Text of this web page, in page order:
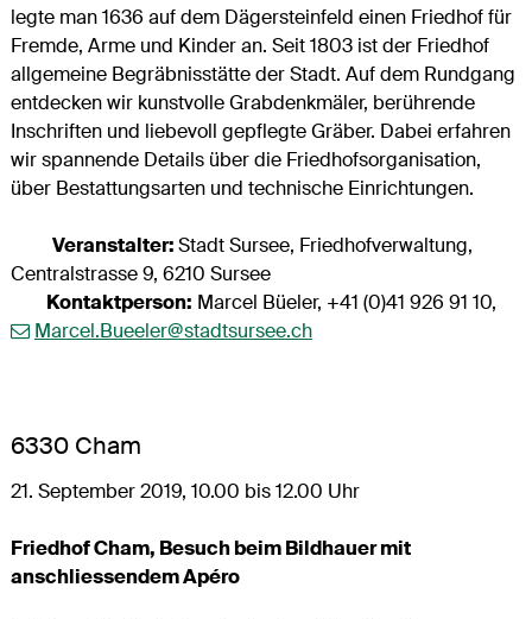
legte man 1636 auf dem Dägersteinfeld einen Friedhof für
Fremde, Arme und Kinder an. Seit 1803 ist der Friedhof
allgemeine Begräbnisstätte der Stadt. Auf dem Rundgang
entdecken wir kunstvolle Grabdenkmäler, berührende
Inschriften und liebevoll gepflegte Gräber. Dabei erfahren
wir spannende Details über die Friedhofsorganisation,
über Bestattungsarten und technische Einrichtungen.
Veranstalter:Stadt Sursee, Friedhofverwaltung,
Centralstrasse 9, 6210 Sursee
Kontaktperson: Marcel Büeler, +41 (0)41 926 91 10,
Marcel.Bueeler@stadtsursee.ch
6330 Cham
21. September 2019, 10.00 bis 12.00 Uhr
Friedhof Cham, Besuch beim Bildhauer mit
anschliessendem Apéro